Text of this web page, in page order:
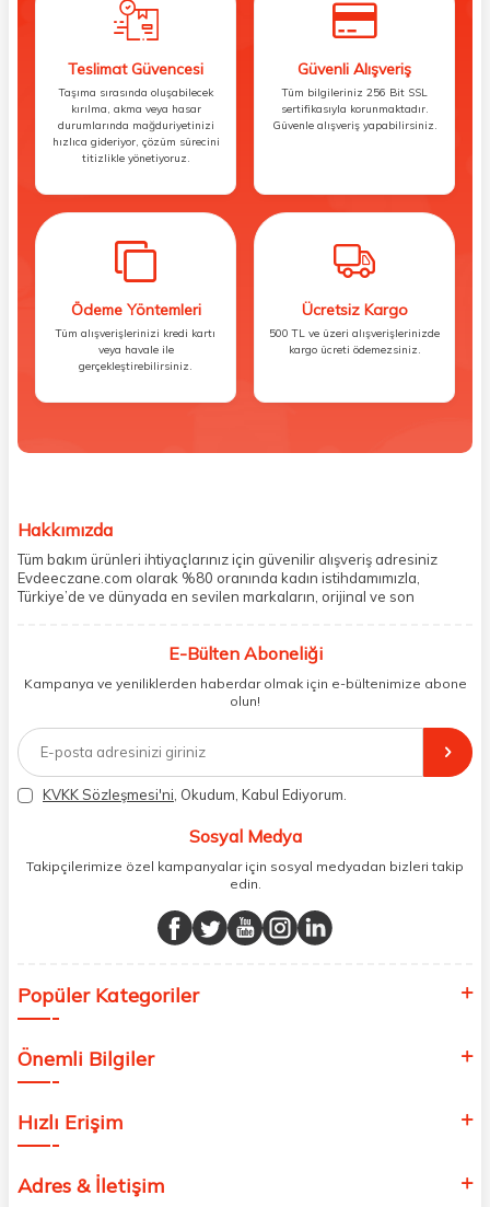
Teslimat Güvencesi
Taşıma sırasında oluşabilecek
kırılma, akma veya hasar
durumlarında mağduriyetinizi
hızlıca gideriyor, çözüm sürecini
titizlikle yönetiyoruz.
Güvenli Alışveriş
Tüm bilgileriniz 256 Bit SSL
sertifikasıyla korunmaktadır.
Güvenle alışveriş yapabilirsiniz.
Ödeme Yöntemleri
Tüm alışverişlerinizi kredi kartı
veya havale ile
gerçekleştirebilirsiniz.
Ücretsiz Kargo
500 TL ve üzeri alışverişlerinizde
kargo ücreti ödemezsiniz.
Hakkımızda
Tüm bakım ürünleri ihtiyaçlarınız için güvenilir alışveriş adresiniz
Evdeeczane.com olarak %80 oranında kadın istihdamımızla,
Türkiye’de ve dünyada en sevilen markaların, orijinal ve son
paketliyoruz. Herhangi bir durumdan dolayı olumsuz olarak geri
müşteri temsilcilerimiz aracılığı ile gerekli tüm desteği sağlıyoruz.
2017 yılından bugüne, yüzlerce marka ve binlerce ürün seçeneğini
doğrudan markalardan ya da markaların yetkili Türkiye
distribütörlerinden faturalı olarak tedarik ediyor ve müşterilerimize
aynı şekilde faturalı ve orijinal ambalajlarda gönderim sağlıyoruz.
Paketleme sürecinde geri dönüştürülebilir malzemeler kullanarak
atık oranımızı en aza indiriyor ve daha yaşanabilir bir dünya
E-Bülten Aboneliği
Kampanya ve yeniliklerden haberdar olmak için e-bültenimize abone
olun!
KVKK Sözleşmesi'ni , Okudum, Kabul Ediyorum.
Sosyal Medya
Takipçilerimize özel kampanyalar için sosyal medyadan bizleri takip
edin.
Popüler Kategoriler
Önemli Bilgiler
Hızlı Erişim
Adres & İletişim